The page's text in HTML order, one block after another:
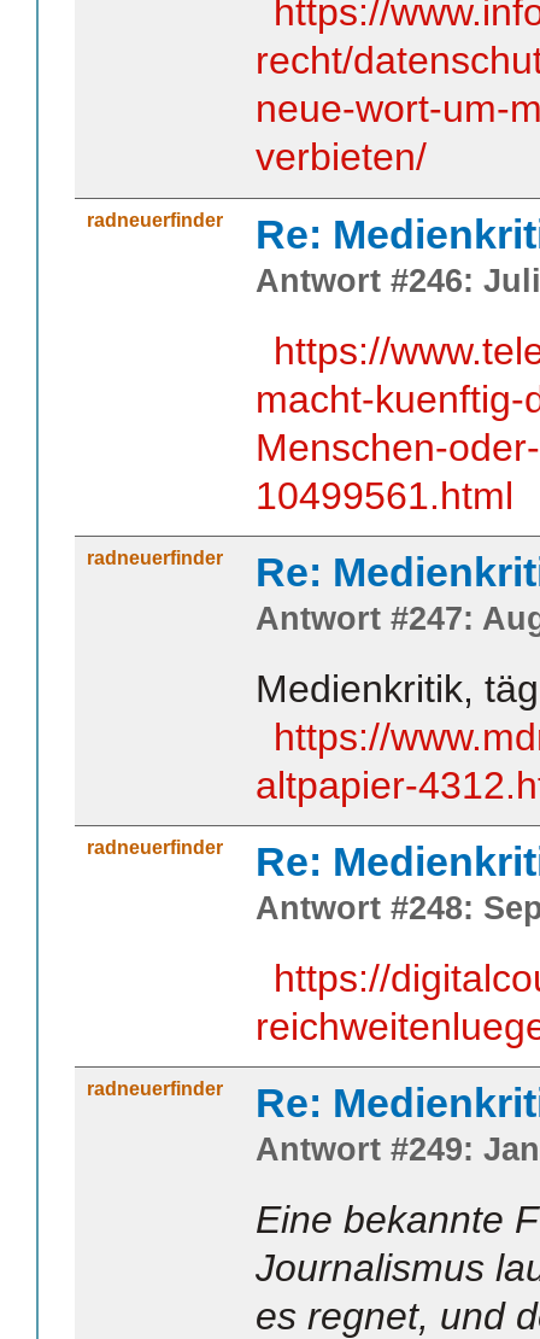
https://
recht/
neue-wort-um-
verbieten/
radneuerfinder Re:
Antwort #246:
https://
macht-kuenftig-
Menschen-
10499561.html
radneuerfinder Re:
Antwort #247:
Medienkritik,
https://
altpapier-
radneuerfinder Re:
Antwort #248:
https://
radneuerfinder Re:
Antwort #249:
Eine bekannte
Journalismus
es regnet, und